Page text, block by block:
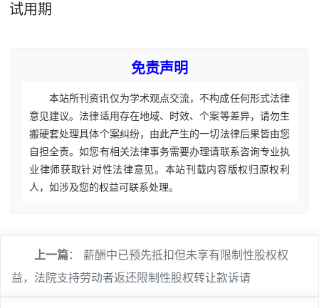
试用期
免责声明
本站所刊资讯仅为学术观点交流，不构成任何形式法律
意见建议。法律适用存在地域、时效、个案等差异，请勿生
搬硬套处理具体个案纠纷，由此产生的一切法律后果皆由您
自担全责。如您有相关法律事务需要办理请联系咨询专业执
业律师获取针对性法律意见。本站刊载内容版权归原权利
人，如涉及您的权益可联系处理。
上一篇： 薪酬中已预先抵扣但未享有限制性股权权
益，法院支持劳动者返还限制性股权转让款诉请